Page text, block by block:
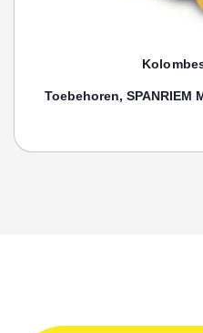
Toebehoren, SPANRIEM